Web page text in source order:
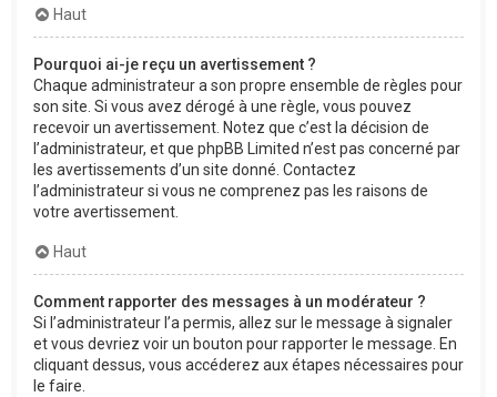
Haut
Pourquoi ai-je reçu un avertissement ?
Chaque administrateur a son propre ensemble de règles pour
son site. Si vous avez dérogé à une règle, vous pouvez
recevoir un avertissement. Notez que c’est la décision de
l’administrateur, et que phpBB Limited n’est pas concerné par
les avertissements d’un site donné. Contactez
l’administrateur si vous ne comprenez pas les raisons de
votre avertissement.
Haut
Comment rapporter des messages à un modérateur ?
Si l’administrateur l’a permis, allez sur le message à signaler
et vous devriez voir un bouton pour rapporter le message. En
cliquant dessus, vous accéderez aux étapes nécessaires pour
le faire.